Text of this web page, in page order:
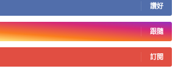
讚好
跟隨
訂閱